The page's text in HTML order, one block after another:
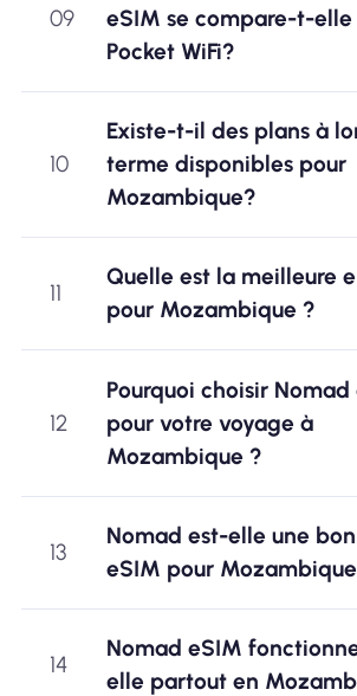
09
eSIM se compare-t-elle
Pocket WiFi?
10
Existe-t-il des plans à
terme disponibles pour
Mozambique?
11
Quelle est la meilleure
pour Mozambique ?
12
Pourquoi choisir Nomad
pour votre voyage à
Mozambique ?
13
Nomad est-elle une
eSIM pour
14
Nomad eSIM
elle partout en